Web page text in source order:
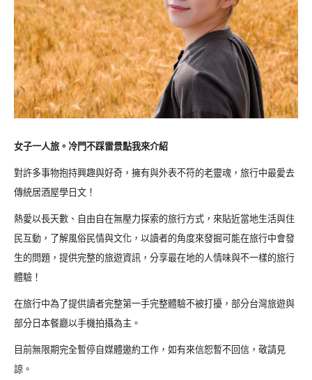
女子一人旅。冷門不踩雷景點我來介紹
對許多事物抱持興趣與好奇，擁有與外表不符的老靈魂，旅行中最愛去
傳統居酒屋學日文！
熱愛以長天數、自由自在無壓力探索的旅行方式，來貼近當地生活與住
民互動，了解風俗民情與文化，以讀者的角度來發掘可能在旅行中會發
生的問題，提供完整的旅遊資訊，分享最在地的人情味與不一樣的旅行
體驗！
在旅行中為了提供讀者完整第一手完整體驗不被打擾，部分台灣旅遊與
部分日本餐廳以手機拍攝為主。
目前無限期完全暫停自媒體邀約工作，如有來信恕暫不回信，敬請見
諒。